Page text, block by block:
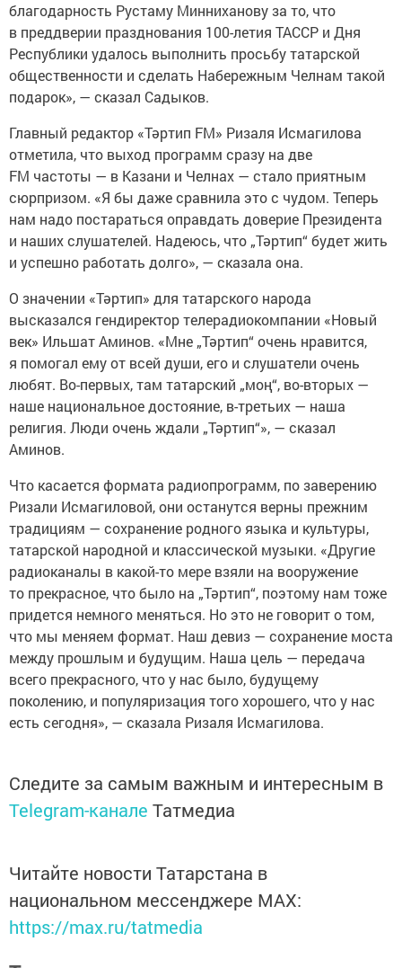
благодарность Рустаму Минниханову за то, что
в преддверии празднования 100-летия ТАССР и Дня
Республики удалось выполнить просьбу татарской
общественности и сделать Набережным Челнам такой
подарок», — сказал Садыков.
Главный редактор «Тәртип FM» Ризаля Исмагилова
отметила, что выход программ сразу на две
FM частоты — в Казани и Челнах — стало приятным
сюрпризом. «Я бы даже сравнила это с чудом. Теперь
нам надо постараться оправдать доверие Президента
и наших слушателей. Надеюсь, что „Тәртип“ будет жить
и успешно работать долго», — сказала она.
О значении «Тәртип» для татарского народа
высказался гендиректор телерадиокомпании «Новый
век» Ильшат Аминов. «Мне „Тәртип“ очень нравится,
я помогал ему от всей души, его и слушатели очень
любят. Во-первых, там татарский „моң“, во-вторых —
наше национальное достояние, в-третьих — наша
религия. Люди очень ждали „Тәртип“», — сказал
Аминов.
Что касается формата радиопрограмм, по заверению
Ризали Исмагиловой, они останутся верны прежним
традициям — сохранение родного языка и культуры,
татарской народной и классической музыки. «Другие
радиоканалы в какой-то мере взяли на вооружение
то прекрасное, что было на „Тәртип“, поэтому нам тоже
придется немного меняться. Но это не говорит о том,
что мы меняем формат. Наш девиз — сохранение моста
между прошлым и будущим. Наша цель — передача
всего прекрасного, что у нас было, будущему
поколению, и популяризация того хорошего, что у нас
есть сегодня», — сказала Ризаля Исмагилова.
Следите за самым важным и интересным в
Telegram-канале Татмедиа
Читайте новости Татарстана в
национальном мессенджере MАХ:
https://max.ru/tatmedia